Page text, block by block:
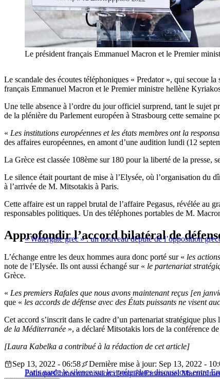
Le président français Emmanuel Macron et le Premier
Le scandale des écoutes téléphoniques « Predator », qui secoue
français Emmanuel Macron et le Premier ministre hellène
Une telle absence à l’ordre du jour officiel surprend, tant le sujet
de la plénière du Parlement européen à Strasbourg cette semaine
« Les institutions européennes et les états membres ont la
des affaires européennes, en amont d’une audition lundi (12
La Grèce est classée 108ème sur 180 pour la liberté de la presse,
Le silence était pourtant de mise à l’Elysée, où l’organisation du
à l’arrivée de M. Mitsotakis à Paris.
Cette affaire est un rappel brutal de l’affaire Pegasus, révélée au
responsables politiques. Un des téléphones portables de M.
« Watergate grec » : un nouveau député de l’opposition
Approfondir l’accord bilatéral de
L’échange entre les deux hommes aura donc porté sur « les
note de l’Elysée. Ils ont aussi échangé sur « le partenariat
Grèce.
« Les premiers Rafales que nous avons maintenant reçus [en
que « les accords de défense avec des États puissants ne visent
Cet accord s’inscrit dans le cadre d’un partenariat stratégique
de la Méditerranée », a déclaré Mitsotakis lors de la conférence de
[Laura Kabelka a contribué à la rédaction de cet article]
Paris garde le silence sur les prétendues discussions entre
Sep 13, 2022 - 06:58
Dernière mise à jour: Sep 13, 2022 -
PolitiqueChinecommission d'enquêteEmmanuel Macron